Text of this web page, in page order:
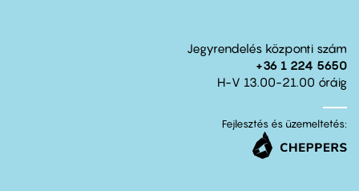
Jegyrendelés központi szám
+36 1 224 5650
H-V 13.00-21.00 óráig
Fejlesztés és üzemeltetés: